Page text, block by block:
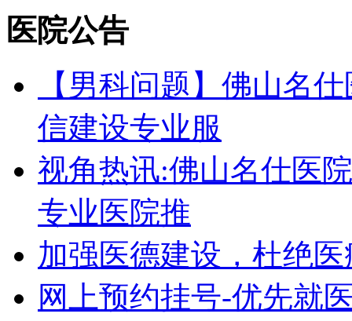
医院公告
【男科问题】佛山名
信建设专业服
视角热讯:佛山名仕医
专业医院推
加强医德建设，杜绝
网上预约挂号-优先就